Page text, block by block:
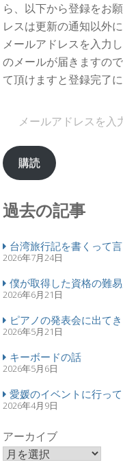
ら、以下から登録をお
レスは更新の通知以外
メールアドレスを入力
のメールが届きますの
て頂けますと登録完了に
購読
過去の記事
台湾旅行記を書くって
2026年7月24日
僕が取得した資格の難
2026年6月21日
ピアノの発表会に出て
2026年5月21日
キーボードの話
2026年5月6日
愛媛のイベントに行って
2026年4月9日
アーカイブ